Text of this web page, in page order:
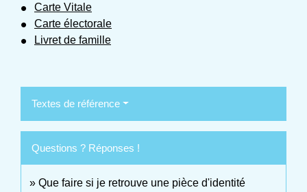
Carte Vitale
Carte électorale
Livret de famille
Textes de référence
Questions ? Réponses !
Que faire si je retrouve une pièce d'identité